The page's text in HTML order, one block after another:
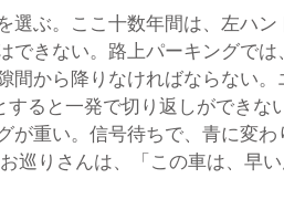
選ぶ。ここ十数年間は、左ハ
できない。路上パーキングでは
間から降りなければならない
ると一発で切り返しができな
が重い。信号待ちで、青に変わ
巡りさんは、「この車は、早